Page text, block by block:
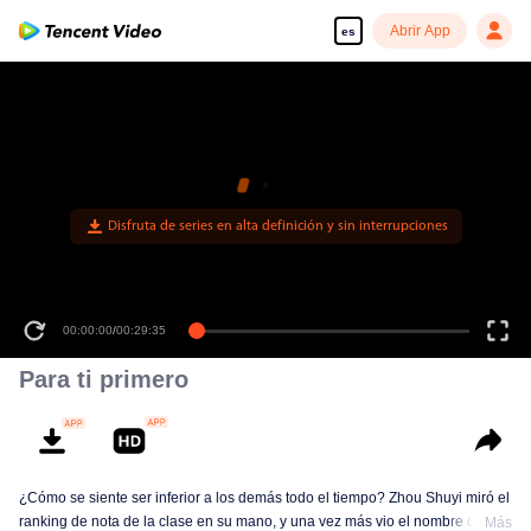
es Abrir App
Disfruta de series en alta definición y sin interrupciones
00:00:00/00:29:35
Para ti primero
¿Cómo se siente ser inferior a los demás todo el tiempo? Zhou Shuyi miró el
ranking de nota de la clase en su mano, y una vez más vio el nombre de
Más